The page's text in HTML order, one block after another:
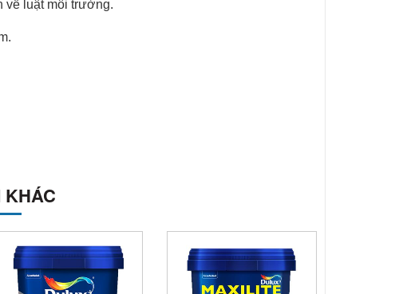
về luật môi trường.